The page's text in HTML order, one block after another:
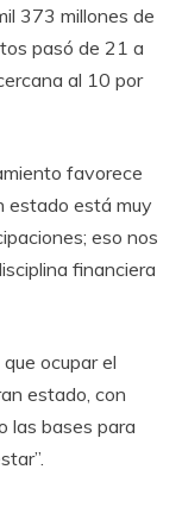
373 millones de
pasó de 21 a
al 10 por
favorece
estado está muy
eso nos
financiera
ocupar el
estado, con
las bases para